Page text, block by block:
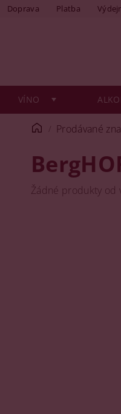
Doprava Platba
VÍNO
Prodávané
Žádné produkty od